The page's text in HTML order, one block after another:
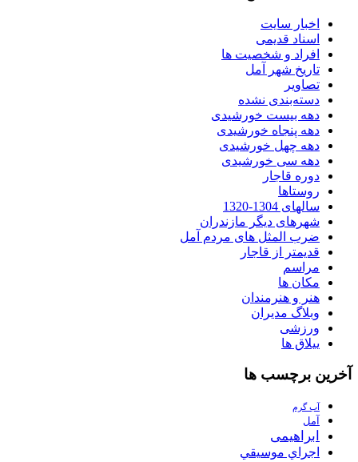
اخبار سایت
اسناد قدیمی
افراد و شخصیت ها
تاریخ شهر آمل
تصاویر
دسته‌بندی نشده
دهه بیست خورشیدی
دهه پنجاه خورشیدی
دهه چهل خورشیدی
دهه سی خورشیدی
دوره قاجار
روستاها
سالهای 1304-1320
شهرهای دیگر مازندران
ضرب المثل های مردم آمل
قدیمتر از قاجار
مراسم
مکان ها
هنر و هنرمندان
وبلاگ مدیران
ورزشی
ییلاق ها
آخرین برچسب ها
آب گرم
آمل
ابراهیمی
اجراي موسيقي